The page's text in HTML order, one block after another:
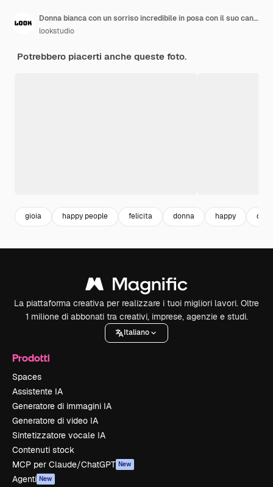
Donna bianca con un sorriso incredibile in posa con il suo cane durante la passeggiata invernale in cortile. La foto all'aperto della signora allegra indossa pantaloni di jeans strappati seduti sulla neve con un husky pigro.
lookstudio
Potrebbero piacerti anche queste foto.
gioia happy people felicita donna happy
La piattaforma creativa per realizzare i tuoi migliori lavori. Oltre
1 milione di abbonati tra creativi, imprese, agenzie e studi.
Italiano
Prodotti
Spaces
Assistente IA
Generatore di immagini IA
Generatore di video IA
Sintetizzatore vocale IA
Contenuti stock
MCP per Claude/ChatGPT New
Agenti New